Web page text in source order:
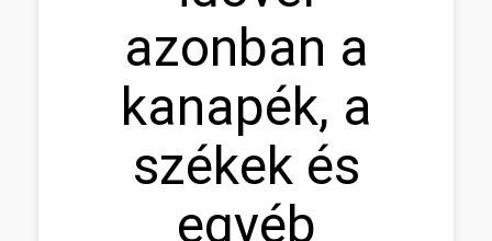
azonban a
kanapék, a
székek és
egyéb